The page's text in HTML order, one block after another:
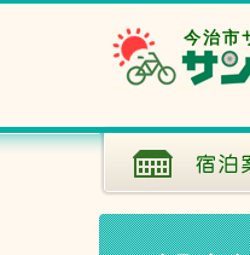
今治市